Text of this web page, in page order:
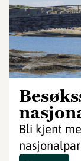
Bli kjent